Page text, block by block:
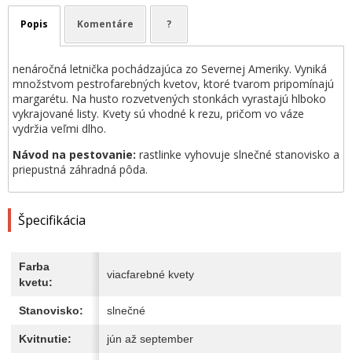
Popis Komentáre ?
nenáročná letnička pochádzajúca zo Severnej Ameriky. Vyniká
množstvom pestrofarebných kvetov, ktoré tvarom pripomínajú
margarétu. Na husto rozvetvených stonkách vyrastajú hlboko
vykrajované listy. Kvety sú vhodné k rezu, pričom vo váze
vydržia veľmi dlho.
Návod na pestovanie: rastlinke vyhovuje slnečné stanovisko a
priepustná záhradná pôda.
Špecifikácia
Farba
kvetu:
viacfarebné kvety
Stanovisko: slnečné
Kvitnutie: jún až september